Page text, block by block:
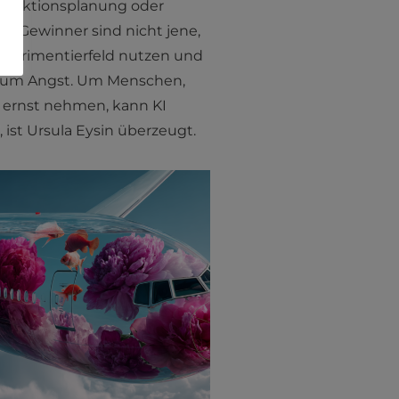
oder
Gewinner sind nicht jene,
nutzen und
Angst. Um Menschen,
nehmen, kann KI
Ursula Eysin überzeugt.